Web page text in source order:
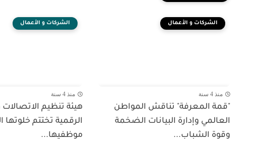
الشركات و الأعمال
منذ 4 سنة
"قمة المعرفة" تناقش المواطن
العالمي وإدارة البيانات الضخمة
وقوة الشباب...
الشركات و الأعمال
منذ 4 سنة
هيئة تنظيم
الرقمية تختتم خلوتها
موظفيها...